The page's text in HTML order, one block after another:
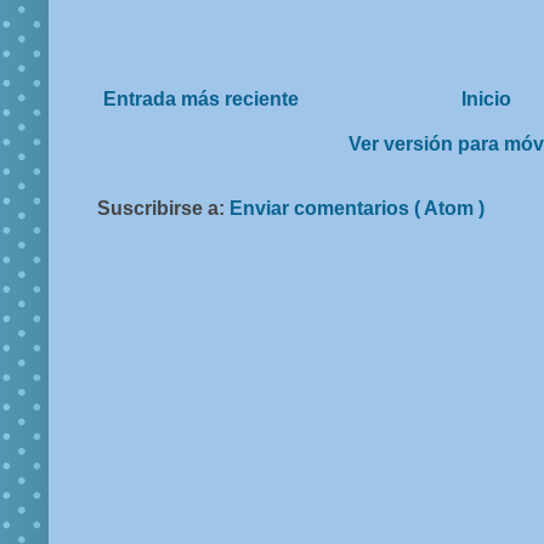
Entrada más reciente Inicio
Ver versión para
Suscribirse a: Enviar comentarios ( Atom )